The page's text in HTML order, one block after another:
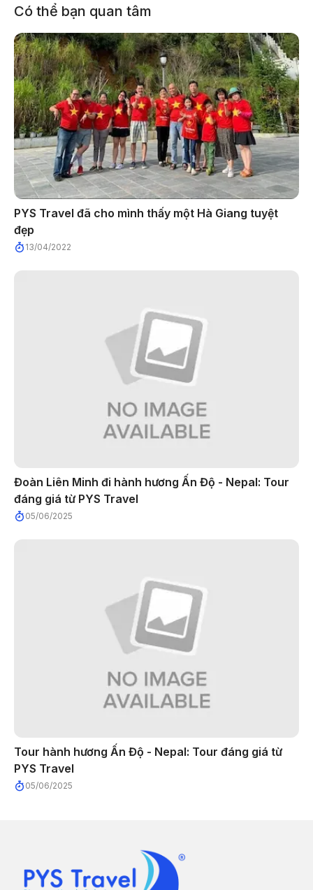
Có thể bạn quan tâm
PYS Travel đã cho mình thấy một Hà Giang tuyệt
đẹp
13/04/2022
Đoàn Liên Minh đi hành hương Ấn Độ - Nepal: Tour
đáng giá từ PYS Travel
05/06/2025
Tour hành hương Ấn Độ - Nepal: Tour đáng giá từ
PYS Travel
05/06/2025